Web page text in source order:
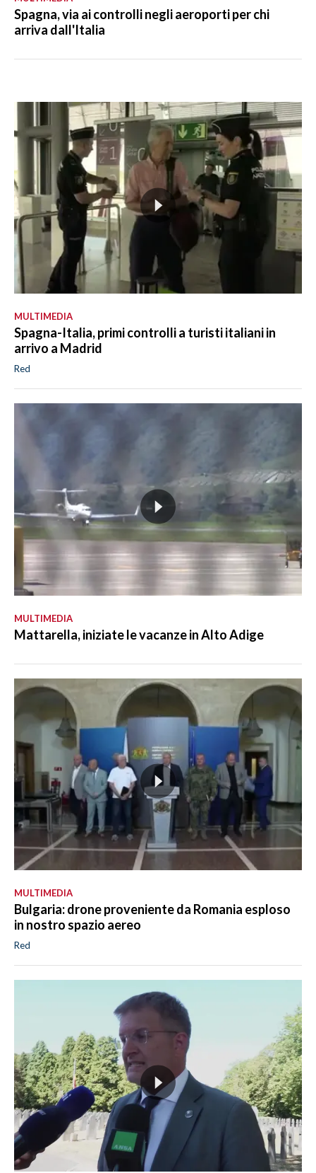
Spagna, via ai controlli negli aeroporti per chi
arriva dall'Italia
MULTIMEDIA
Spagna-Italia, primi controlli a turisti italiani in
arrivo a Madrid
Red
MULTIMEDIA
Mattarella, iniziate le vacanze in Alto Adige
MULTIMEDIA
Bulgaria: drone proveniente da Romania esploso
in nostro spazio aereo
Red